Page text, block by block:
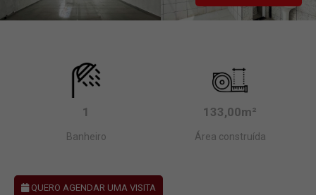
1
Banheiro
133,00m²
Área construída
QUERO AGENDAR UMA VISITA